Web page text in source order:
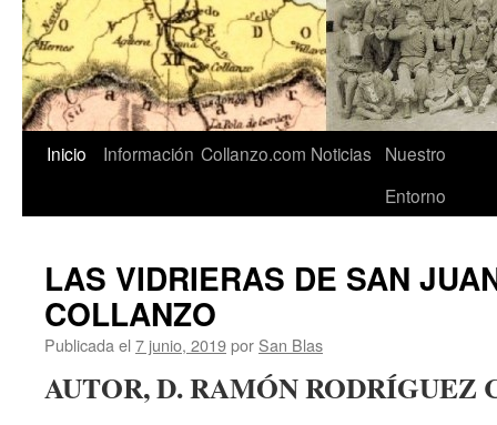
Inicio Información Collanzo.com Noticias
Nuestro
Entorno
LAS VIDRIERAS DE SAN
COLLANZO
Publicada el 7 junio, 2019por San Blas
AUTOR, D. RAMÓN RODRÍGUEZ